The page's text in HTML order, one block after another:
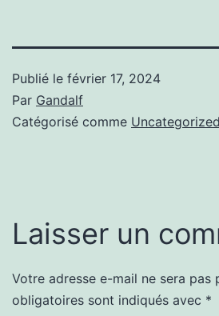
Publié le février 17, 2024
Par Gandalf
Catégorisé comme Uncategorized
Laisser un
Votre adresse e-mail ne sera pas
obligatoires sont indiqués avec *